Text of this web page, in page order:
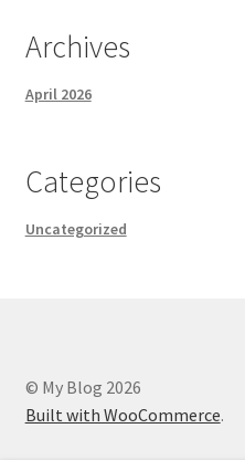
Archives
April 2026
Categories
Uncategorized
© My Blog 2026
Built with WooCommerce.